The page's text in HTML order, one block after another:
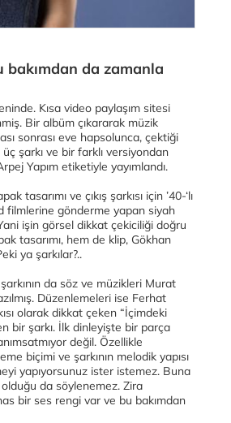
bakımdan da zamanla
Kısa video paylaşım sitesi
Bir albüm çıkararak müzik
sonrası eve hapsolunca, çektiği
şarkı ve bir farklı versiyondan
Yapım etiketiyle yayımlandı.
tasarımı ve çıkış şarkısı için ’40-‘lı
filmlerine gönderme yapan siyah
işin görsel dikkat çekiciliği doğru
tasarımı, hem de klip, Gökhan
ya şarkılar?..
da söz ve müzikleri Murat
Düzenlemeleri ise Ferhat
olarak dikkat çeken “İçimdeki
bir şarkı. İlk dinleyişte bir parça
değil. Özellikle
biçimi ve şarkının melodik yapısı
yapıyorsunuz ister istemez. Buna
da söylenemez. Zira
bir ses rengi var ve bu bakımdan